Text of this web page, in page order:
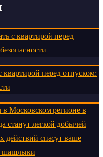
с квартирой перед
квартирой перед отпуском:
в Московском регионе в
станут легкой добычей
действий спасут ваше
шашлыки